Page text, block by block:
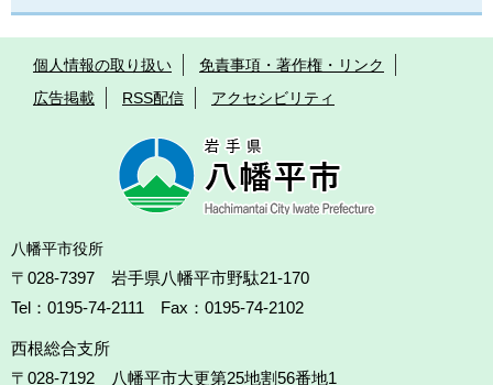
個人情報の取り扱い
免責事項・著作権・リンク
広告掲載
RSS配信 アクセシビリティ
八幡平市役所
〒028-7397 岩手県八幡平市野駄21-170
Tel：0195-74-2111 Fax：0195-74-2102
西根総合支所
〒028-7192
八幡平市大更第25地割56番地1